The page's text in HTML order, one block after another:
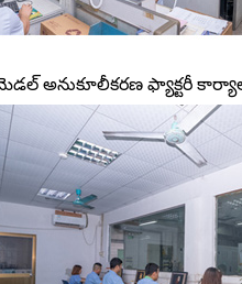
అనుకూలీకరణ ఫ్యాక్టరీ